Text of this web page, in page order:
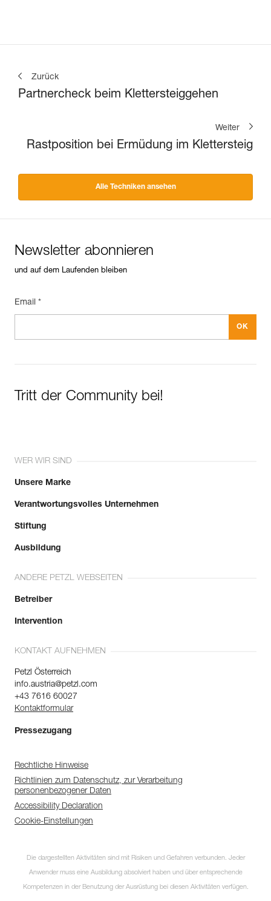
Zurück
Partnercheck beim Klettersteiggehen
Weiter
Rastposition bei Ermüdung im Klettersteig
Alle Techniken ansehen
Newsletter abonnieren
und auf dem Laufenden bleiben
Email *
Tritt der Community bei!
WER WIR SIND
Unsere Marke
Verantwortungsvolles Unternehmen
Stiftung
Ausbildung
ANDERE PETZL WEBSEITEN
Betreiber
Intervention
KONTAKT AUFNEHMEN
Petzl Österreich
info.austria@petzl.com
+43 7616 60027
Kontaktformular
Pressezugang
Rechtliche Hinweise
Richtlinien zum Datenschutz, zur Verarbeitung
personenbezogener Daten
Accessibility Declaration
Cookie-Einstellungen
Die dargestellten Aktivitäten sind mit Risiken und Gefahren verbunden. Jeder
Anwender muss eine Ausbildung absolviert haben und über entsprechende
Kompetenzen in der Benutzung der Ausrüstung bei diesen Aktivitäten verfügen.